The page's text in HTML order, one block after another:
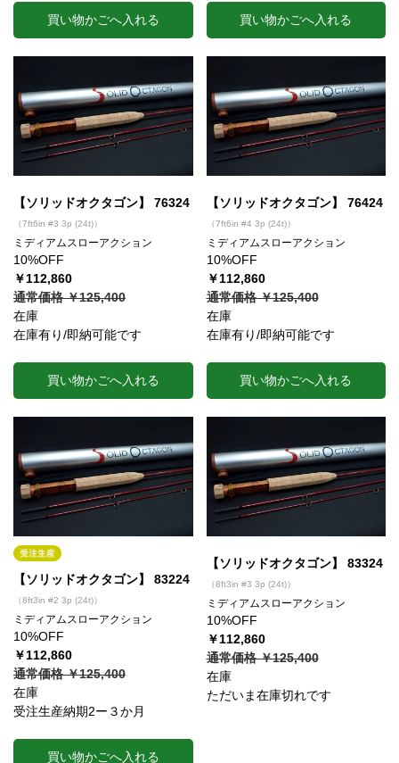
買い物かごへ入れる 買い物かごへ入れる
【ソリッドオクタゴン】 76324
（7ft6in #3 3p (24t)）
ミディアムスローアクション
10%OFF
￥112,860
通常価格 ￥125,400
在庫
在庫有り/即納可能です
買い物かごへ入れる
【ソリッドオクタゴン】 76424
（7ft6in #4 3p (24t)）
ミディアムスローアクション
10%OFF
￥112,860
通常価格 ￥125,400
在庫
在庫有り/即納可能です
買い物かごへ入れる
【ソリッドオクタゴン】 83224
（8ft3in #2 3p (24t)）
ミディアムスローアクション
10%OFF
￥112,860
通常価格 ￥125,400
在庫
受注生産納期2ー３か月
買い物かごへ入れる
【ソリッドオクタゴン】 83324
（8ft3in #3 3p (24t)）
ミディアムスローアクション
10%OFF
￥112,860
通常価格 ￥125,400
在庫
ただいま在庫切れです